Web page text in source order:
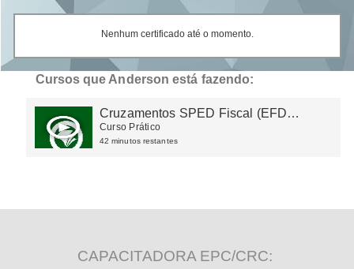
Nenhum certificado até o momento.
Cursos que Anderson está fazendo:
Cruzamentos SPED Fiscal (EFD
ICMS/IPI)
Curso Prático
42 minutos restantes
CAPACITADORA EPC/CRC: